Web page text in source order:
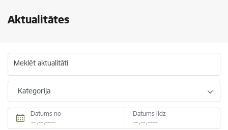
Aktualitātes
Meklēt aktualitāti
Kategorija
Datums no Datums līdz